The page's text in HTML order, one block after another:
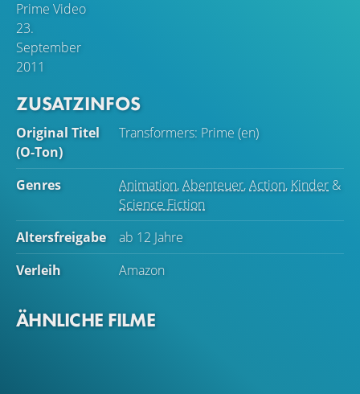
Horde der Decepticons, doch sie erhalten
unterstützende Kräfte durch das Bündnis mit drei
menschlichen Teenagern.
Prime Video
23.
September
2011
ZUSATZINFOS
Original Titel
(O-Ton)
Transformers: Prime (en)
Genres Animation,Abenteuer,Action, Kinder &
Science Fiction
Altersfreigabe
ab 12 Jahre
Verleih
Amazon
ÄHNLICHE FILME